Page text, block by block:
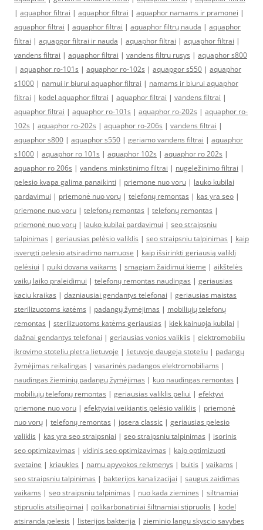
| aquaphor filtrai | aquaphor filtrai | aquaphor namams ir pramonei |
aquaphor filtrai | aquaphor filtrai | aquaphor filtrų nauda | aquaphor
filtrai | aquapgor filtrai ir nauda | aquaphor filtrai | aquaphor filtrai |
vandens filtrai | aquaphor filtrai | vandens filtru rusys | aquaphor s800
| aquaphor ro-101s | aquaphor ro-102s | aquapgor s550 | aquaphor
s1000 | namui ir biurui aquaphor filtrai | namams ir biurui aquaphor
filtrai | kodel aquaphor filtrai | aquaphor filtrai | vandens filtrai |
aquaphor filtrai | aquaphor ro-101s | aquaphor ro-202s | aquaphor ro-
102s | aquaphor ro-202s | aquaphor ro-206s | vandens filtrai |
aquaphor s800 | aquaphor s550 | geriamo vandens filtrai | aquaphor
s1000 | aquaphor ro 101s | aquaphor 102s | aquaphor ro 202s |
aquaphor ro 206s | vandens minkstinimo filtrai | nugeležinimo filtrai |
pelesio kvapa galima panaikinti | priemone nuo voru | lauko kubilai
pardavimui | priemonė nuo vorų | telefonų remontas | kas yra seo |
priemone nuo voru | telefonų remontas | telefonų remontas |
priemonė nuo vorų | lauko kubilai pardavimui | seo straipsniu
talpinimas | geriausias pelėsio valiklis | seo straipsniu talpinimas | kaip
isvengti pelesio atsiradimo namuose | kaip išsirinkti geriausią valiklį
pelėsiui | puiki dovana vaikams | smagiam žaidimui kieme | aikštelės
vaikų laiko praleidimui | telefonų remontas naudingas | geriausias
kaciu kraikas | dazniausiai gendantys telefonai | geriausias maistas
sterilizuotoms katėms | padangų žymėjimas | mobiliųjų telefonų
remontas | sterilizuotoms katėms geriausias | kiek kainuoja kubilai |
dažnai gendantys telefonai | geriausias vonios valiklis | elektromobiliu
ikrovimo stoteliu pletra lietuvoje | lietuvoje daugeja stoteliu | padangų
žymėjimas reikalingas | vasarinės padangos elektromobiliams |
naudingas žieminių padangų žymėjimas | kuo naudingas remontas |
mobiliųjų telefonų remontas | geriausias valiklis peliui | efektyvi
priemone nuo voru | efektyviai veikiantis pelėsio valiklis | priemonė
nuo vorų | telefonų remontas | josera classic | geriausias pelesio
valiklis | kas yra seo straipsniai | seo straipsniu talpinimas | isorinis
seo optimizavimas | vidinis seo optimizavimas | kaip optimizuoti
svetaine | kriaukles | namu apyvokos reikmenys | buitis | vaikams |
seo straipsniu talpinimas | bakterijos kanalizacijai | saugus zaidimas
vaikams | seo straipsniu talpinimas | nuo kada ziemines | siltnamiai
stipruolis atsiliepimai | polikarbonatiniai šiltnamiai stipruolis | kodel
atsiranda pelesis | listerijos bakterija | zieminio langu skyscio savybes